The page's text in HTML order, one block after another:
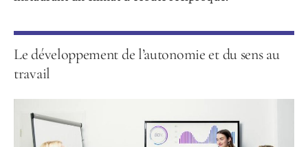
Le développement de l’autonomie et du sens au
travail